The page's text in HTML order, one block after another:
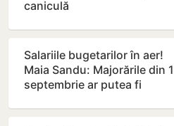
caniculă
Salariile bugetarilor în aer!
Maia Sandu: Majorările din 1
septembrie ar putea fi